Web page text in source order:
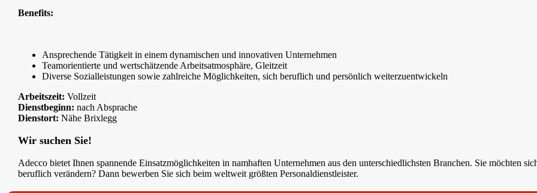
Benefits:
Ansprechende Tätigkeit in einem dynamischen und innovativen Unternehmen
Teamorientierte und wertschätzende Arbeitsatmosphäre, Gleitzeit
Diverse Sozialleistungen sowie zahlreiche Möglichkeiten, sich beruflich und persönlich weiterzuentwickeln
Arbeitszeit: Vollzeit
Dienstbeginn: nach Absprache
Dienstort: Nähe Brixlegg
Wir suchen Sie!
Adecco bietet Ihnen spannende Einsatzmöglichkeiten in namhaften Unternehmen aus den unterschiedlichsten Branchen. Sie möchten
beruflich verändern? Dann bewerben Sie sich beim weltweit größten Personaldienstleister.